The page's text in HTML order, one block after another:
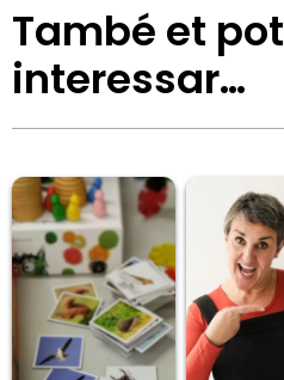
També et pot
interessar…